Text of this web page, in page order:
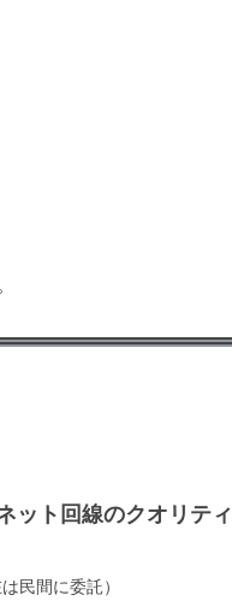
ット回線のクオリティ
は民間に委託）